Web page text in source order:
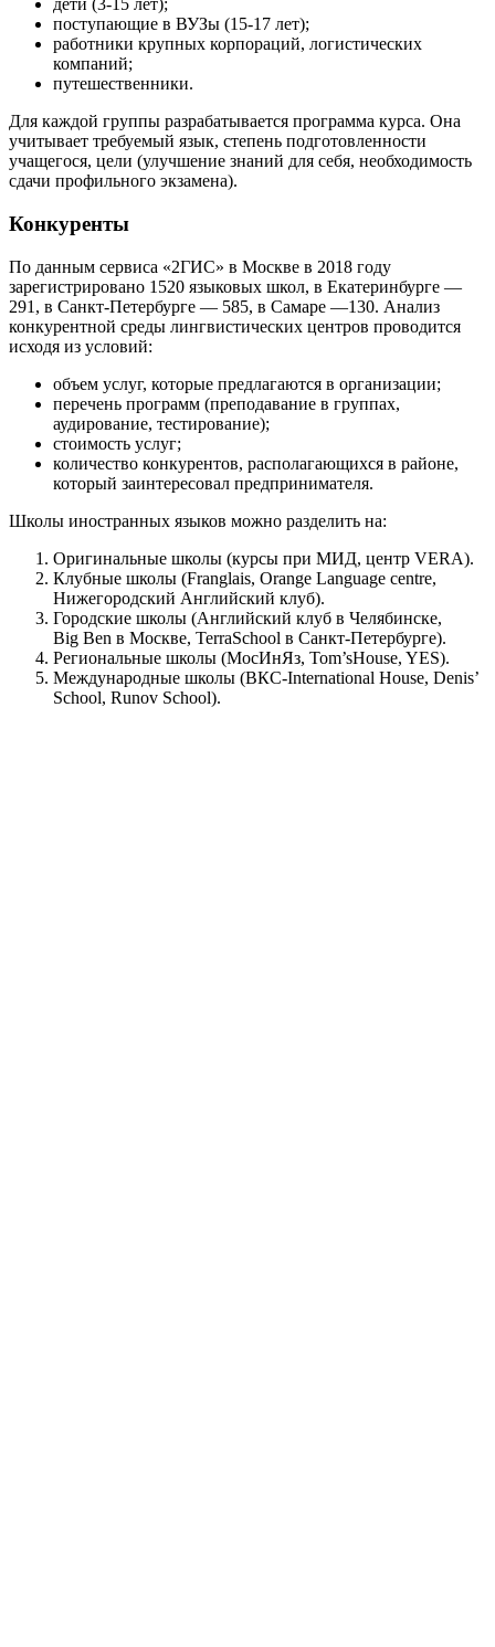
дети (3-15 лет);
поступающие в ВУЗы (15-17 лет);
работники крупных корпораций, логистических
компаний;
путешественники.
Для каждой группы разрабатывается программа курса. Она
учитывает требуемый язык, степень подготовленности
учащегося, цели (улучшение знаний для себя, необходимость
сдачи профильного экзамена).
Конкуренты
По данным сервиса «2ГИС» в Москве в 2018 году
зарегистрировано 1520 языковых школ, в Екатеринбурге —
291, в Санкт-Петербурге — 585, в Самаре —130. Анализ
конкурентной среды лингвистических центров проводится
исходя из условий:
объем услуг, которые предлагаются в организации;
перечень программ (преподавание в группах,
аудирование, тестирование);
стоимость услуг;
количество конкурентов, располагающихся в районе,
который заинтересовал предпринимателя.
Школы иностранных языков можно разделить на:
Оригинальные школы (курсы при МИД, центр VERA).
Клубные школы (Franglais, Orange Language centre,
Нижегородский Английский клуб).
Городские школы (Английский клуб в Челябинске,
Big Ben в Москве, TerraSchool в Санкт-Петербурге).
Региональные школы (МосИнЯз, Tom’sHouse, YES).
Международные школы (ВКС-International House, Denis’
School, Runov School).